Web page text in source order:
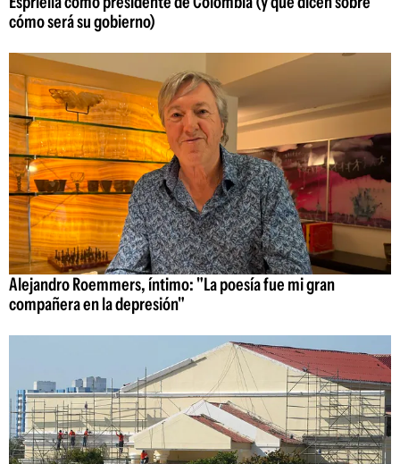
cómo será su gobierno)
Alejandro Roemmers, íntimo: "La poesía fue mi gran
compañera en la depresión"